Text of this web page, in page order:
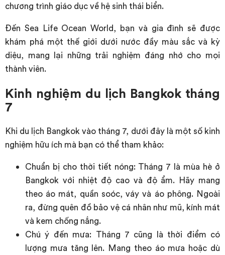
chương trình giáo dục về hệ sinh thái biển.
Đến Sea Life Ocean World, bạn và gia đình sẽ được
khám phá một thế giới dưới nước đầy màu sắc và kỳ
diệu, mang lại những trải nghiệm đáng nhớ cho mọi
thành viên.
Kinh nghiệm du lịch Bangkok tháng
7
Khi du lịch Bangkok vào tháng 7, dưới đây là một số kinh
nghiệm hữu ích mà bạn có thể tham khảo:
Chuẩn bị cho thời tiết nóng: Tháng 7 là mùa hè ở
Bangkok với nhiệt độ cao và độ ẩm. Hãy mang
theo áo mát, quần soóc, váy và áo phông. Ngoài
ra, đừng quên đồ bảo vệ cá nhân như mũ, kính mát
và kem chống nắng.
Chú ý đến mưa: Tháng 7 cũng là thời điểm có
lượng mưa tăng lên. Mang theo áo mưa hoặc dù